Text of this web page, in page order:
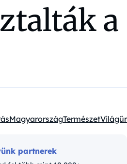
a
MagyarországTermészetVilágűr
partnerek